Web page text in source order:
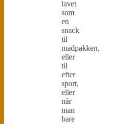
lavet
som
en
snack
til
madpakken,
eller
til
efter
sport,
eller
når
man
bare